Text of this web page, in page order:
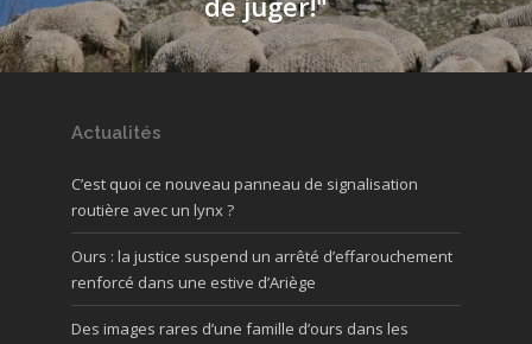
de juger!"
Actualités
C’est quoi ce nouveau panneau de signalisation
routière avec un lynx ?
Ours : la justice suspend un arrêté d’effarouchement
renforcé dans une estive d’Ariège
Des images rares d’une famille d’ours dans les